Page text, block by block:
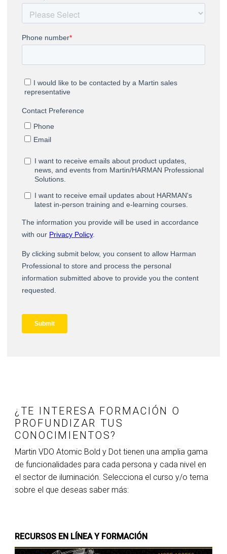
¿TE INTERESA FORMACIÓN O
PROFUNDIZAR TUS
CONOCIMIENTOS?
Martin VDO Atomic Bold y Dot tienen una amplia gama
de funcionalidades para cada persona y cada nivel en
el sector de iluminación. Selecciona el curso y/o tema
sobre el que deseas saber más:
RECURSOS EN LÍNEA Y FORMACIÓN